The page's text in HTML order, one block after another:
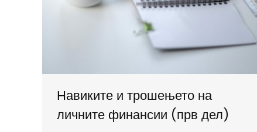
Навиките и трошењето на
личните финансии (прв дел)